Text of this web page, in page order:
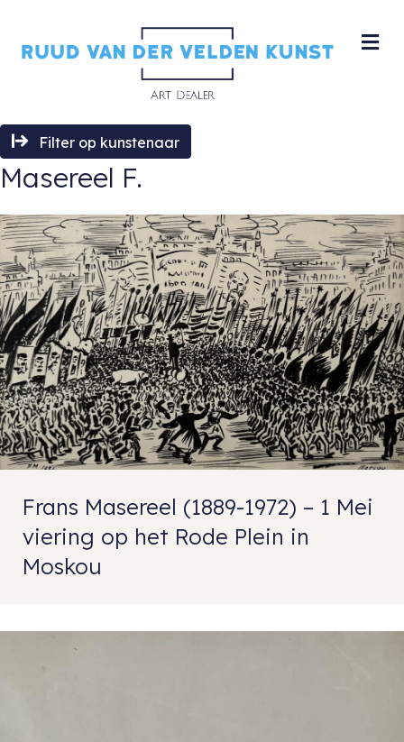
Filter op kunstenaar
Masereel F.
Frans Masereel (1889-1972) – 1 Mei
viering op het Rode Plein in
Moskou